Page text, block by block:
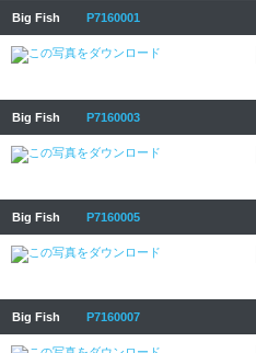
Big Fish P7160001
Big Fish P7160003
Big Fish P7160005
Big Fish P7160007